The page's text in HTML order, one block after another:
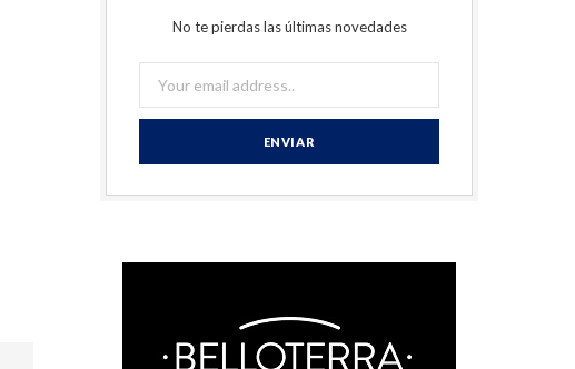
No te pierdas las últimas novedades